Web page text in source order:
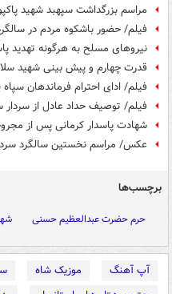
مراسم بزرگداشت سپهبد شهید
فیلم/ حضور باشکوه مردم در
نیروهای مسلح به هرگونه تهدید
قدرت چهارم و پیش بینی شهید
فیلم/ ادای احترام فرماندهان
فیلم/ توصیف حداد عادل از
شهادت پاسدار کرمانی پس از
عکس/ مراسم نخستین سالگرد
برچسب‌ها
حرم حضرت عبدالعظیم حسنی
آپ آهنگ موزیک شاه